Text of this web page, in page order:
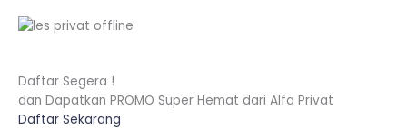
Daftar Segera !
dan Dapatkan PROMO Super Hemat dari Alfa Privat
Daftar Sekarang